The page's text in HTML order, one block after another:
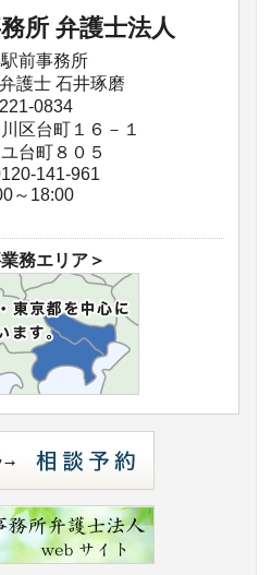
所 弁護士法人
前事務所
護士 石井琢磨
0834
区台町１６－１
台町８０５
141-961
～18:00
務エリア＞